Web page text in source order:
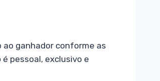
ao ganhador conforme as
pessoal, exclusivo e